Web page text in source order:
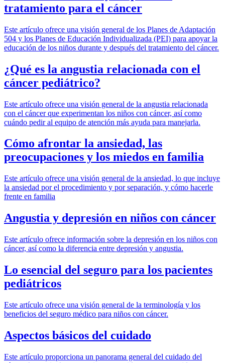
tratamiento para el cáncer
Este artículo ofrece una visión general de los Planes de Adaptación
504 y los Planes de Educación Individualizada (PEI) para apoyar la
educación de los niños durante y después del tratamiento del cáncer.
¿Qué es la angustia relacionada con el
cáncer pediátrico?
Este artículo ofrece una visión general de la angustia relacionada
con el cáncer que experimentan los niños con cáncer, así como
cuándo pedir al equipo de atención más ayuda para manejarla.
Cómo afrontar la ansiedad, las
preocupaciones y los miedos en familia
Este artículo ofrece una visión general de la ansiedad, lo que incluye
la ansiedad por el procedimiento y por separación, y cómo hacerle
frente en familia
Angustia y depresión en niños con cáncer
Este artículo ofrece información sobre la depresión en los niños con
cáncer, así como la diferencia entre depresión y angustia.
Lo esencial del seguro para los pacientes
pediátricos
Este artículo ofrece una visión general de la terminología y los
beneficios del seguro médico para niños con cáncer.
Aspectos básicos del cuidado
Este artículo proporciona un panorama general del cuidado del